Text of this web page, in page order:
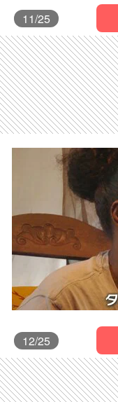
11/25
12/25